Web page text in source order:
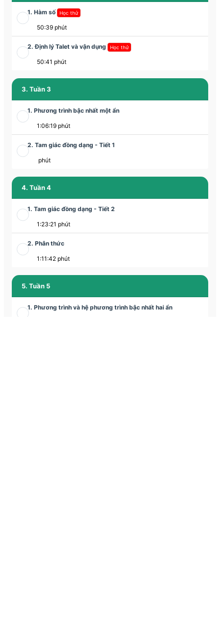
1. Hàm số Học thử
50:39 phút
2. Định lý Talet và vận dụng Học thử
50:41 phút
3. Tuần 3
1. Phương trình bậc nhất một ẩn
1:06:19 phút
2. Tam giác đồng dạng - Tiết 1
phút
4. Tuần 4
1. Tam giác đồng dạng - Tiết 2
1:23:21 phút
2. Phân thức
1:11:42 phút
5. Tuần 5
1. Phương trình và hệ phương trình bậc nhất hai ẩn